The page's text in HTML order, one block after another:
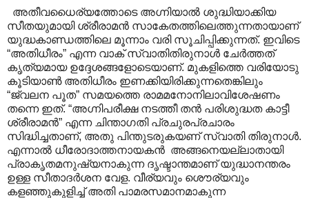
അതീവധൈര്യത്തോടെ അഗ്നിയാൽ ശുദ്ധിയാക്കിയ
സീതയുമായി ശ്രീരാമൻ സാകേതത്തിലെത്തുന്നതായാണ്
യുദ്ധകാണ്ഡത്തിലെ മൂന്നാം വരി സൂചിപ്പിക്കുന്നത്. ഇവിടെ
“അതിധീരം” എന്ന വാക് സ്വാതിതിരുനാൾ ചേർത്തത്
കൃത്യമായ ഉദ്ദേശങ്ങളോടെയാണ്. മുകളിത്തെ വരിയോടു
കൂടിയാൺ അതിധീരം ഇണക്കിയിരിക്കുന്നതെങ്കിലും
“ജ്വലന പൂത” സമയത്തെ രാമമനോനിലാവിശേഷണം
തന്നെ ഇത്. “അഗ്നിപരീക്ഷ നടത്തീ തൻ പരിശുദ്ധത കാട്ടീ
ശ്രീരാമൻ” എന്ന ചിന്താഗതി പ്രചുരപ്രചാരം
സിദ്ധിച്ചതാണ്, അതു പിന്തുടരുകയണ് സ്വാതി തിരുനാൾ.
എന്നാൽ ധീരോദാത്തനായകൻ അങ്ങനെയല്ലാതായി
പ്രാകൃതമനുഷ്യനാകുന്ന ദൃഷ്ടാന്തമാണ് യുദ്ധാനന്തരം
ഉള്ള സീതാദർശന വേള. വീര്യവും ശൌര്യവും
കളഞ്ഞുകുളിച്ച് അതി പാമരസമാനമാകുന്ന